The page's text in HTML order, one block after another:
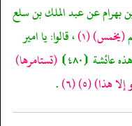
بن بهرام عن عبد الملك بن سلع
(يخمس)(١) ، قالوا: يا امير
عائشة ⦗٤٨٠⦘
(تستامرها)
إلا هذا)(٥) (٦) .